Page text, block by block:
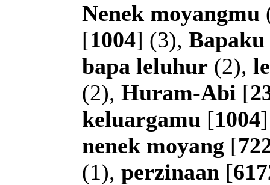
Nenek moyangmu
[1004] (3), Bapaku
bapa leluhur (2),
(2), Huram-Abi [
keluargamu [1004
nenek moyang [
(1), perzinaan [